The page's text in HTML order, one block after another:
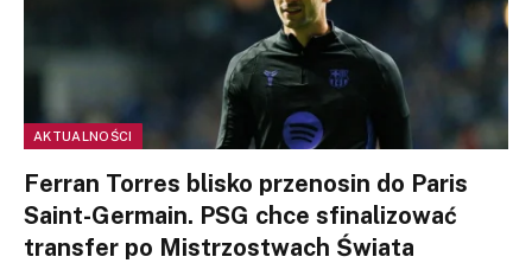
AKTUALNOŚCI
Ferran Torres blisko przenosin do Paris
Saint-Germain. PSG chce sfinalizować
transfer po Mistrzostwach Świata